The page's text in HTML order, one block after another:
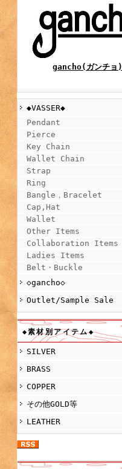
gancho(ガンチョ)
◆VASSER◆
Pendant
Pierce
Key Chain
Wallet Chain
Strap
Ring
Bangle，Bracelet
Cap,Hat
Wallet
Other Items
Collaboration Items
Ladies Items
Belt・Buckle
◇gancho◇
Outlet/Sample Sale
◆素材別アイテム◆
SILVER
BRASS
COPPER
その他GOLD等
LEATHER